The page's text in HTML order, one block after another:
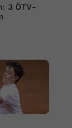
3 ÖTV-